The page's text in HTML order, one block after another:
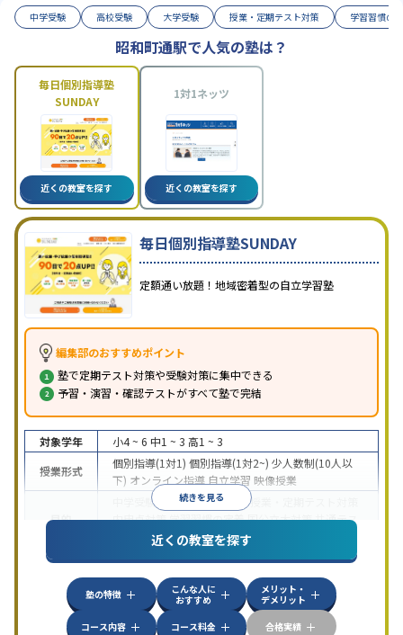
中学受験 高校受験 大学受験 授業・定期テスト対策 学習習慣の
昭和町通駅で人気の塾は？
毎日個別指導塾
SUNDAY
近くの教室を探す
1対1ネッツ
近くの教室を探す
毎日個別指導塾SUNDAY
定額通い放題！地域密着型の自立学習塾
編集部のおすすめポイント
塾で定期テスト対策や受験対策に集中できる
予習・演習・確認テストがすべて塾で完結
続きを見る
対象学年 小4 ~ 6 中1 ~ 3 高1 ~ 3
授業形式
個別指導(1対1) 個別指導(1対2~) 少人数制(10人以
下) オンライン指導自立学習 映像授業
目的
中学受験 高校受験大学受験
授業・定期テスト対策
内申点対策学習習慣の定着国公立大対策共通テス
特徴
授業の振替可能1科目から受講可能自習室あり
近くの教室を探す
塾の特徴
こんな人に
おすすめ
メリット・
デメリット
コース内容
コース料金 合格実績